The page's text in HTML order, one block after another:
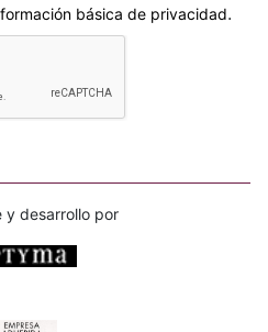
básica de privacidad.
y desarrollo por